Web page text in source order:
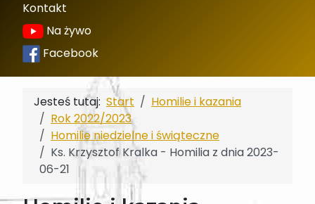
Kontakt
Na żywo
Facebook
Jesteś tutaj: Start
Homilie i kazania
Rok 2022/2023
Homilie niedzielne i świąteczne
Ks. Krzysztof Kralka - Homilia z dnia 2023-
06-21